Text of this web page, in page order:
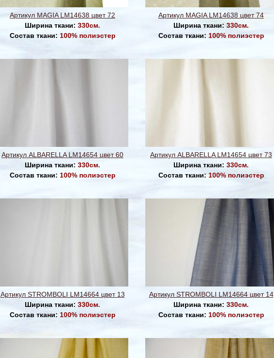
Артикул MAGIA LM14638 цвет 72
Ширина ткани: 330см.
Состав ткани: 100% полиэстер
Артикул MAGIA LM14638 цвет 74
Ширина ткани: 330см.
Состав ткани: 100% полиэстер
Артикул ALBARELLA LM14654 цвет 60
Ширина ткани: 330см.
Состав ткани: 100% полиэстер
Артикул ALBARELLA LM14654 цвет 73
Ширина ткани: 330см.
Состав ткани:100% полиэстер
Артикул STROMBOLI LM14664 цвет 13
Ширина ткани: 330см.
Состав ткани: 100% полиэстер
Артикул STROMBOLI LM14664 цвет 14
Ширина ткани: 330см.
Состав ткани: 100% полиэстер